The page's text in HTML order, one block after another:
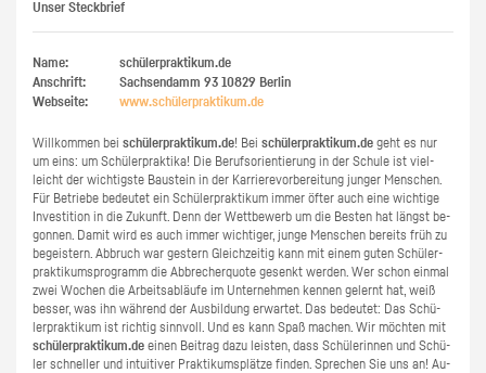
Unser Steckbrief
Name:
schülerpraktikum.de
Anschrift:
Sachsendamm 93 10829 Berlin
Webseite:
www.​schüler​prak​tiku​m.​de
Will­kom­men bei schü­ler­prak­ti­kum.de! Bei schü­ler­prak­ti­kum.de geht es nur
um eins: um Schü­ler­prak­ti­ka! Die Be­rufs­ori­en­tie­rung in der Schu­le ist viel­
leicht der wich­tigs­te Bau­stein in der Kar­rie­re­vor­be­rei­tung jun­ger Men­schen.
Für Be­trie­be be­deu­tet ein Schü­ler­prak­ti­kum immer öfter auch eine wich­ti­ge
In­ves­ti­ti­on in die Zu­kunft. Denn der Wett­be­werb um die Bes­ten hat längst be­
gon­nen. Damit wird es auch immer wich­ti­ger, junge Men­schen be­reits früh zu
be­geis­tern. Ab­bruch war ges­tern Gleich­zei­tig kann mit einem guten Schü­ler­
prak­ti­kums­pro­gramm die Ab­bre­cher­quo­te ge­senkt wer­den. Wer schon ein­mal
zwei Wo­chen die Ar­beits­ab­läu­fe im Un­ter­neh­men ken­nen ge­lernt hat, weiß
bes­ser, was ihn wäh­rend der Aus­bil­dung er­war­tet. Das be­deu­tet: Das Schü­
ler­prak­ti­kum ist rich­tig sinn­voll. Und es kann Spaß ma­chen. Wir möch­ten mit
schü­ler­prak­ti­kum.de einen Bei­trag dazu leis­ten, dass Schü­le­rin­nen und Schü­
ler schnel­ler und in­tui­ti­ver Prak­ti­kums­plät­ze fin­den. Spre­chen Sie uns an! Au­